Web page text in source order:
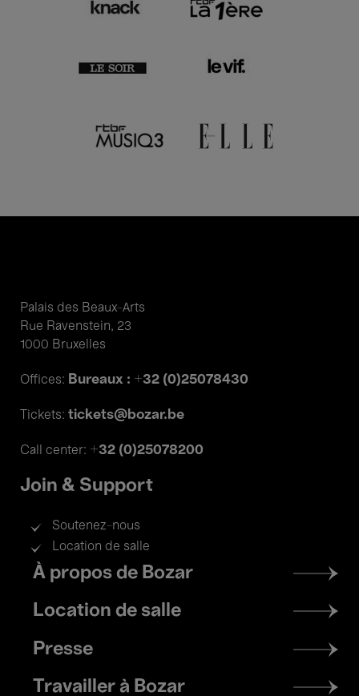
Palais des Beaux-Arts
Rue Ravenstein, 23
1000 Bruxelles
Offices: Bureaux : +32 (0)25078430
Tickets: tickets@bozar.be
Call center: +32 (0)25078200
Join & Support
Soutenez-nous
Location de salle
Footer
menu
À propos de Bozar
Location de salle
Presse
Travailler à Bozar